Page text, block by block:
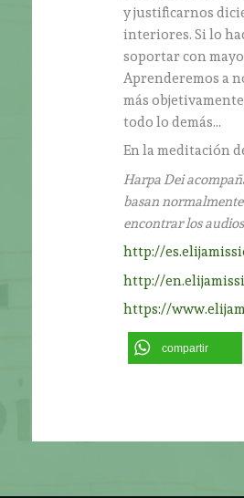
y justificarnos
interiores. Si lo
soportar con
Aprenderemos a
más
todo lo demás…
En la meditación
Harpa Dei
basan
encontrar los
http://
http://
https://
compartir